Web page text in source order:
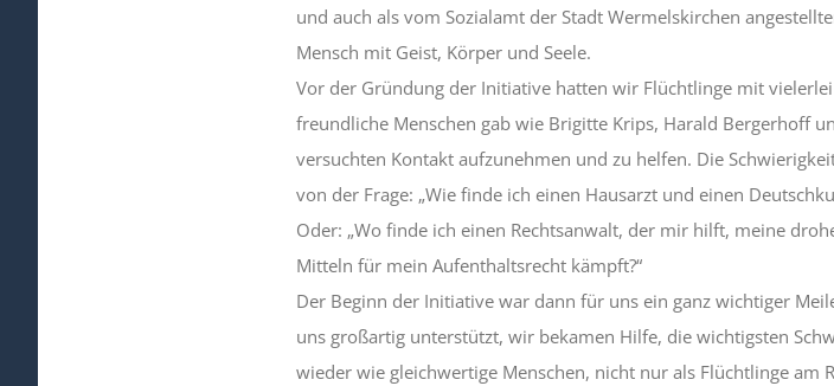
und auch als vom Sozialamt der Stadt Wermelskirchen
Mensch mit Geist, Körper und Seele.
Vor der Gründung der Initiative hatten wir Flüchtlinge mit
freundliche Menschen gab wie Brigitte Krips, Harald Bergerhoff
versuchten Kontakt aufzunehmen und zu helfen. Die
von der Frage: „Wie finde ich einen Hausarzt und einen
Oder: „Wo finde ich einen Rechtsanwalt, der mir hilft, meine
Mitteln für mein Aufenthaltsrecht kämpft?“
Der Beginn der Initiative war dann für uns ein ganz wichtiger
uns großartig unterstützt, wir bekamen Hilfe, die wichtigsten
wieder wie gleichwertige Menschen, nicht nur als Flüchtlinge am